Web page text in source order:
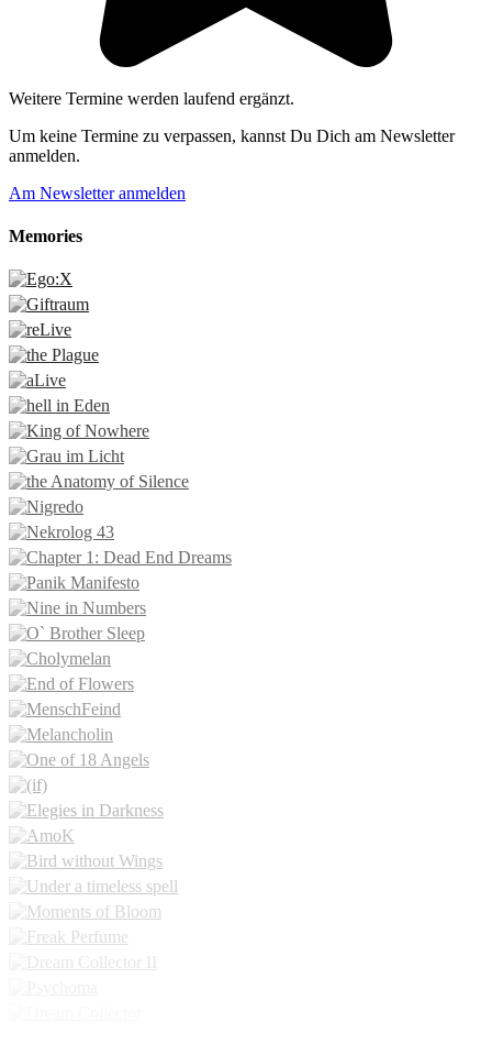
Weitere Termine werden laufend ergänzt.
Um keine Termine zu verpassen, kannst Du Dich am Newsletter
anmelden.
Am Newsletter anmelden
Memories